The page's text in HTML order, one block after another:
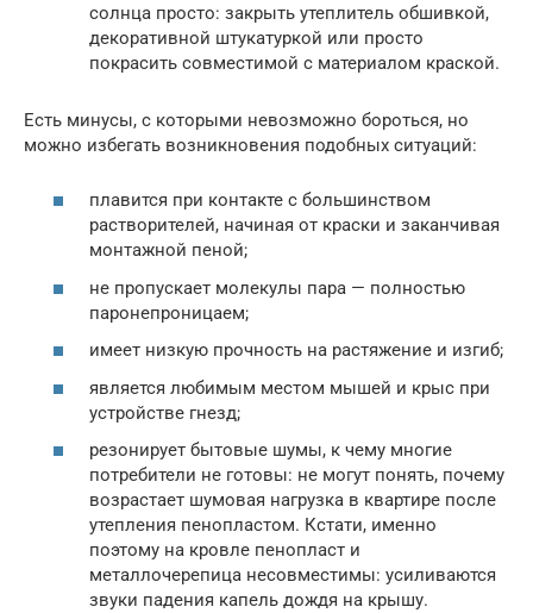
солнца просто: закрыть утеплитель обшивкой,
декоративной штукатуркой или просто
покрасить совместимой с материалом краской.
Есть минусы, с которыми невозможно бороться, но
можно избегать возникновения подобных ситуаций:
плавится при контакте с большинством
растворителей, начиная от краски и заканчивая
монтажной пеной;
не пропускает молекулы пара — полностью
паронепроницаем;
имеет низкую прочность на растяжение и изгиб;
является любимым местом мышей и крыс при
устройстве гнезд;
резонирует бытовые шумы, к чему многие
потребители не готовы: не могут понять, почему
возрастает шумовая нагрузка в квартире после
утепления пенопластом. Кстати, именно
поэтому на кровле пенопласт и
металлочерепица несовместимы: усиливаются
звуки падения капель дождя на крышу.